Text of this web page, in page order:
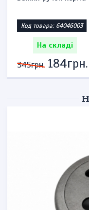
Код товара: 64046003
На складі
345грн. 184грн.